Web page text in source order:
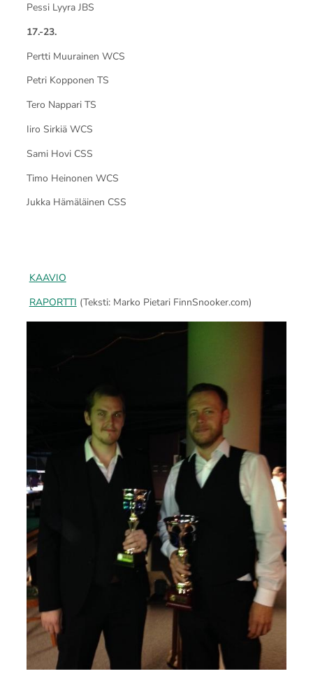
Pessi Lyyra JBS
17.-23.
Pertti Muurainen WCS
Petri Kopponen TS
Tero Nappari TS
Iiro Sirkiä WCS
Sami Hovi CSS
Timo Heinonen WCS
Jukka Hämäläinen CSS
KAAVIO
RAPORTTI (Teksti: Marko Pietari FinnSnooker.com)